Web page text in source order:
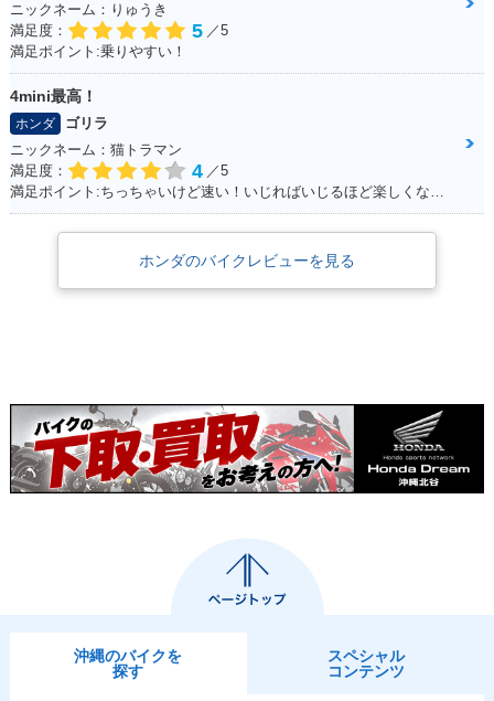
ニックネーム：りゅうき
満足度：
5 ／5
満足ポイント:乗りやすい！
4mini最高！
ホンダ
ゴリラ
ニックネーム：猫トラマン
満足度：
4 ／5
満足ポイント:ちっちゃいけど速い！いじればいじるほど楽しくなるバイク！カスタムパーツも社外で豊富にあるため楽しい！
ホンダのバイクレビューを見る
沖縄のバイクを
探す
スペシャル
コンテンツ